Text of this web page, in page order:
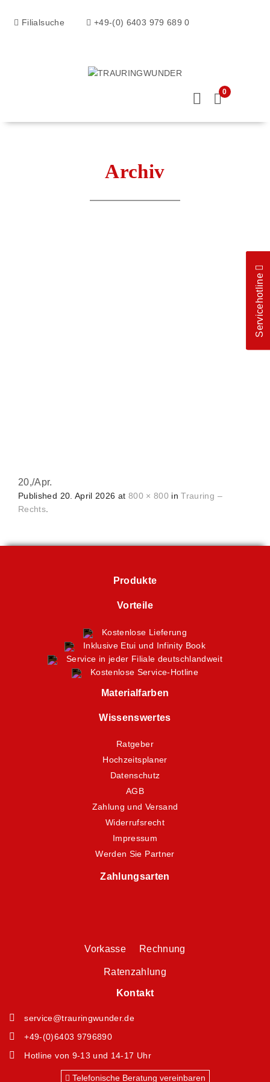
Filialsuche +49-(0) 6403 979 689 0
0
Archiv
20,/Apr.
Published 20. April 2026 at 800 × 800 inTrauring –
Rechts.
Produkte
Vorteile
Kostenlose Lieferung
Inklusive Etui und Infinity Book
Service in jeder Filiale deutschlandweit
Kostenlose Service-Hotline
Materialfarben
Wissenswertes
Ratgeber
Hochzeitsplaner
Datenschutz
AGB
Zahlung und Versand
Widerrufsrecht
Impressum
Werden Sie Partner
Zahlungsarten
Vorkasse Rechnung
Ratenzahlung
Kontakt
service@trauringwunder.de
+49-(0)6403 9796890
Hotline von 9-13 und 14-17 Uhr
Telefonische Beratung vereinbaren
Servicehotline